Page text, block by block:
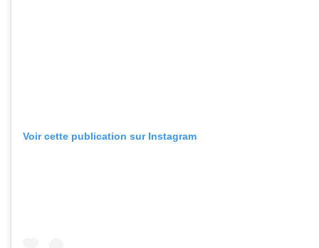
Voir cette publication sur Instagram